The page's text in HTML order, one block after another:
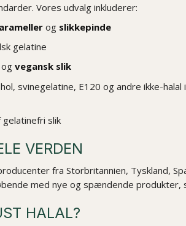
Vores udvalg inkluderer:
og slikkepinde
gelatine
og vegansk slik
svinegelatine, E120 og andre ikke-
gelatinefri slik
VERDEN
fra Storbritannien, Tyskland,
med nye og spændende produkter,
HALAL?